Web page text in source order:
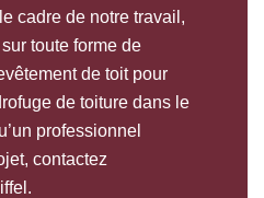
cadre de notre travail,
toute forme de
de toit pour
de toiture dans le
professionnel
contactez